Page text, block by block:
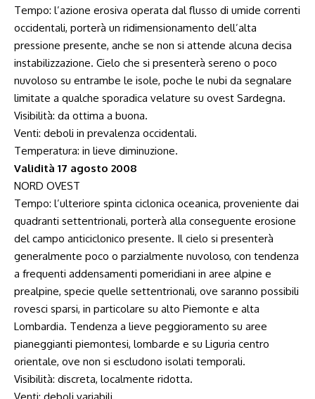
Tempo: l’azione erosiva operata dal flusso di umide correnti
occidentali, porterà un ridimensionamento dell’alta
pressione presente, anche se non si attende alcuna decisa
instabilizzazione. Cielo che si presenterà sereno o poco
nuvoloso su entrambe le isole, poche le nubi da segnalare
limitate a qualche sporadica velature su ovest Sardegna.
Visibilità: da ottima a buona.
Venti: deboli in prevalenza occidentali.
Temperatura: in lieve diminuzione.
Validità 17 agosto 2008
NORD OVEST
Tempo: l’ulteriore spinta ciclonica oceanica, proveniente dai
quadranti settentrionali, porterà alla conseguente erosione
del campo anticiclonico presente. Il cielo si presenterà
generalmente poco o parzialmente nuvoloso, con tendenza
a frequenti addensamenti pomeridiani in aree alpine e
prealpine, specie quelle settentrionali, ove saranno possibili
rovesci sparsi, in particolare su alto Piemonte e alta
Lombardia. Tendenza a lieve peggioramento su aree
pianeggianti piemontesi, lombarde e su Liguria centro
orientale, ove non si escludono isolati temporali.
Visibilità: discreta, localmente ridotta.